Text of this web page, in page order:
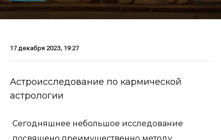
17 декабря 2023, 19:27
Астроисследование по кармической
астрологии
Сегодняшнее небольшое исследование